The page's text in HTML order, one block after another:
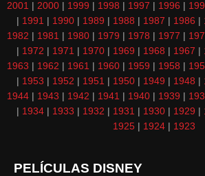
2001 | 2000 | 1999 | 1998 | 1997 | 1996 |
| 1991 | 1990 | 1989 | 1988 | 1987 | 1986 |
1982 | 1981 | 1980 | 1979 | 1978 | 1977 |
| 1972 | 1971 | 1970 | 1969 | 1968 | 1967 |
1963 | 1962 | 1961 | 1960 | 1959 | 1958 |
| 1953 | 1952 | 1951 | 1950 | 1949 | 1948 |
1944 | 1943 | 1942 | 1941 | 1940 | 1939 |
| 1934 | 1933 | 1932 | 1931 | 1930 | 1929 |
1925 | 1924 | 1923
PELÍCULAS DISNEY